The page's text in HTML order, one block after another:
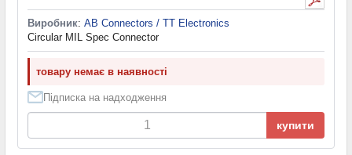
Виробник: AB Connectors / TT Electronics
Circular MIL Spec Connector
товару немає в наявності
Підписка на надходження
купити